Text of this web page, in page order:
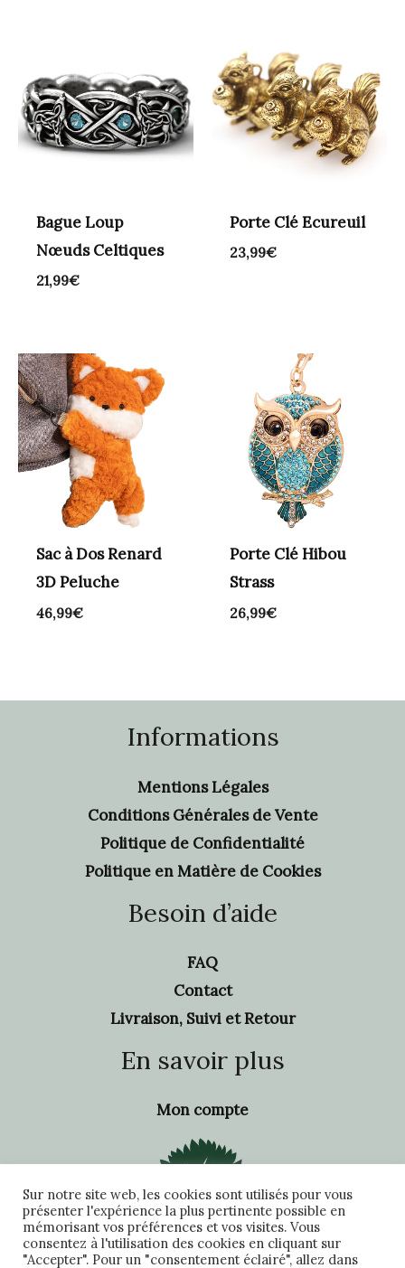
Bague Loup
Nœuds Celtiques
21,99€
Porte Clé Ecureuil
23,99€
Sac à Dos Renard
3D Peluche
46,99€
Porte Clé Hibou
Strass
26,99€
Informations
Mentions Légales
Conditions Générales de Vente
Politique de Confidentialité
Politique en Matière de Cookies
Besoin d’aide
FAQ
Contact
Livraison, Suivi et Retour
En savoir plus
Mon compte
Sur notre site web, les cookies sont utilisés pour vous
présenter l'expérience la plus pertinente possible en
mémorisant vos préférences et vos visites. Vous
consentez à l'utilisation des cookies en cliquant sur
"Accepter". Pour un "consentement éclairé", allez dans